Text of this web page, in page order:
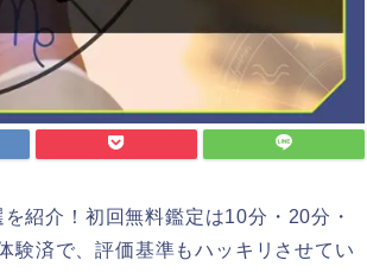
紹介！初回無料鑑定は10分・20分・
験済で、評価基準もハッキリさせてい